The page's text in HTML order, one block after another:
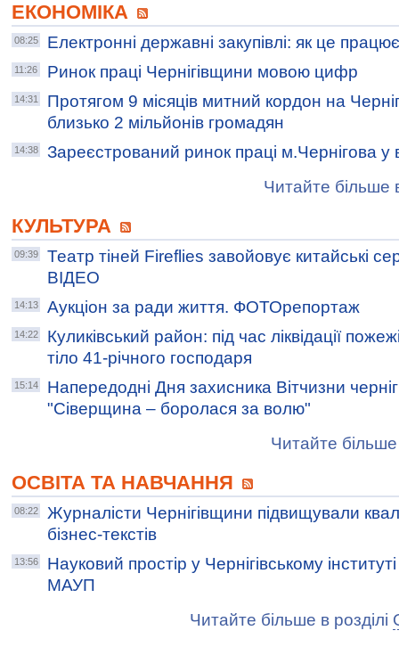
ЕКОНОМІКА
08:25 Електронні державні закупівлі: як це
11:26 Ринок праці Чернігівщини мовою цифр
14:31
Протягом 9 місяців митний кордон на
близько 2 мільйонів громадян
14:38
Зареєстрований ринок праці м.Чернігова у
Читайте більше
КУЛЬТУРА
09:39
Театр тіней Fireflies завойовує китайські
ВІДЕО
14:13 Аукціон за ради життя. ФОТОрепортаж
14:22
Куликівський район: під час ліквідації
тіло 41-річного господаря
15:14
Напередодні Дня захисника Вітчизни
"Сіверщина – боролася за волю"
Читайте більше
ОСВІТА ТА НАВЧАННЯ
08:22
Журналісти Чернігівщини підвищували
бізнес-текстів
13:56
Науковий простір у Чернігівському
МАУП
Читайте більше в розділі